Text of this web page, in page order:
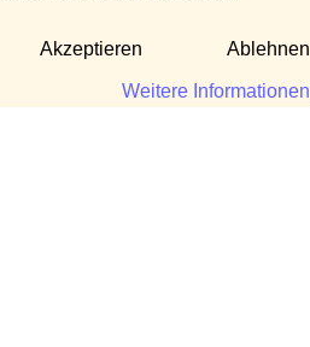
Akzeptieren Ablehnen
Weitere Informationen